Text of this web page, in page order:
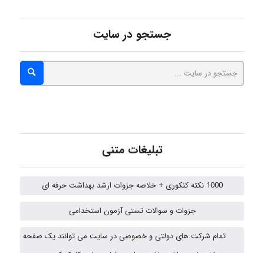
abolfazlkoshehe
A.balandeh
fatima
vali
جستجو در سایت
تبلیغات متنی
1000 نکته کنکوری + خلاصه جزوات ارشد بهداشت حرفه ای
جزوات و سوالات تستی آزمون استخدامی
تمام شرکت های دولتی و خصوصی در سایت می توانند یک صفحه